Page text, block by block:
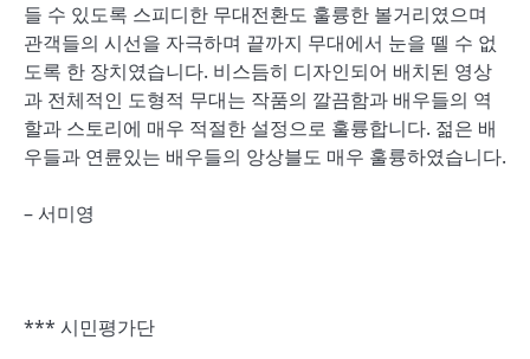
들 수 있도록 스피디한 무대전환도 훌륭한 볼거리였으며
관객들의 시선을 자극하며 끝까지 무대에서 눈을 뗄 수 없
도록 한 장치였습니다. 비스듬히 디자인되어 배치된 영상
과 전체적인 도형적 무대는 작품의 깔끔함과 배우들의 역
할과 스토리에 매우 적절한 설정으로 훌륭합니다. 젊은 배
우들과 연륜있는 배우들의 앙상블도 매우 훌륭하였습니다.
– 서미영
*** 시민평가단